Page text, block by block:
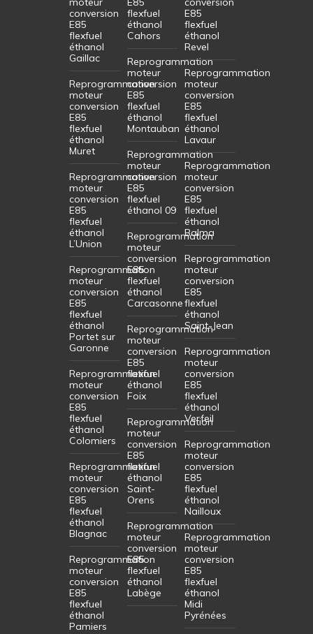
conversion
E85
flexfuel
éthanol
Gaillac
Reprogrammation
moteur
conversion
E85
flexfuel
éthanol
Muret
Reprogrammation
moteur
conversion
E85
flexfuel
éthanol
L’Union
Reprogrammation
moteur
conversion
E85
flexfuel
éthanol
Portet sur
Garonne
Reprogrammation
moteur
conversion
E85
flexfuel
éthanol
Colomiers
Reprogrammation
moteur
conversion
E85
flexfuel
éthanol
Blagnac
Reprogrammation
moteur
conversion
E85
flexfuel
éthanol
Pamiers
flexfuel
éthanol
Cahors
Reprogrammation
moteur
conversion
E85
flexfuel
éthanol
Montauban
Reprogrammation
moteur
conversion
E85
flexfuel
éthanol 09
Reprogrammation
moteur
conversion
E85
flexfuel
éthanol
Carcasonne
Reprogrammation
moteur
conversion
E85
flexfuel
éthanol
Foix
Reprogrammation
moteur
conversion
E85
flexfuel
éthanol
Saint-
Orens
Reprogrammation
moteur
conversion
E85
flexfuel
éthanol
Labège
E85
flexfuel
éthanol
Revel
Reprogrammation
moteur
conversion
E85
flexfuel
éthanol
Lavaur
Reprogrammation
moteur
conversion
E85
flexfuel
éthanol
Balma
Reprogrammation
moteur
conversion
E85
flexfuel
éthanol
Saint-Jean
Reprogrammation
moteur
conversion
E85
flexfuel
éthanol
Verfeil
Reprogrammation
moteur
conversion
E85
flexfuel
éthanol
Nailloux
Reprogrammation
moteur
conversion
E85
flexfuel
éthanol
Midi
Pyrénées